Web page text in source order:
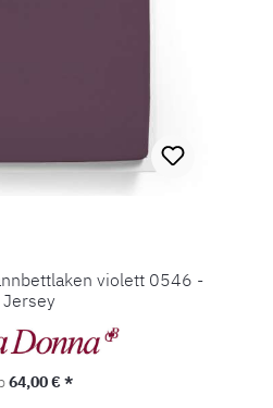
violett 0546 -
Jersey
Preis:
64,00 € *